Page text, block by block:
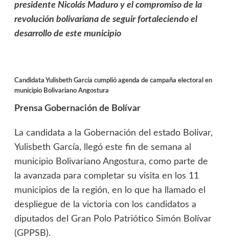
presidente Nicolás Maduro y el compromiso de la
revolución bolivariana de seguir fortaleciendo el
desarrollo de este municipio
Candidata Yulisbeth García cumplió agenda de campaña electoral en
municipio Bolivariano Angostura
Prensa Gobernación de Bolívar
La candidata a la Gobernación del estado Bolívar,
Yulisbeth García, llegó este fin de semana al
municipio Bolivariano Angostura, como parte de
la avanzada para completar su visita en los 11
municipios de la región, en lo que ha llamado el
despliegue de la victoria con los candidatos a
diputados del Gran Polo Patriótico Simón Bolívar
(GPPSB).